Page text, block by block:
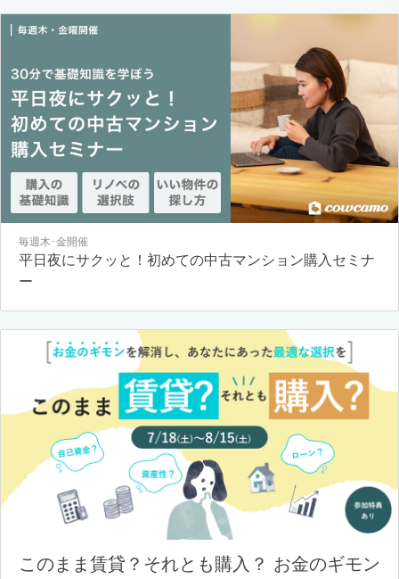
毎週木･金開催
平日夜にサクッと！初めての中古マンション購入セミナ
ー
このまま賃貸？それとも購入？ お金のギモン